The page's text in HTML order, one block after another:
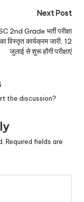
Next Post
2nd Grade भर्ती परीक्षा
विस्तृत कार्यक्रम जारी, 12
जुलाई से शुरू होंगी परीक्षाएं
the discussion?
Required fields are